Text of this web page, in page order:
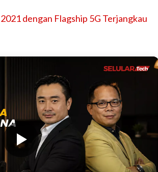
dengan Flagship 5G Terjangkau